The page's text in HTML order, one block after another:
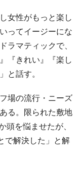
女性がもっと楽し
ってイージーにな
ラマティックで、
『きれい』『楽し
と話す。
場の流行・ニーズ
る。限られた敷地
を悩ませたが、
で解決した」と解